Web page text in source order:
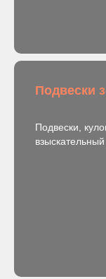
Подвески
Подвески,
взыскательный